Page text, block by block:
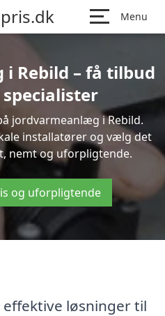
Menu
Rebild – få tilbud
jordvarmeanlæg i Rebild.
installatører og vælg det
nemt og uforpligtende.
og uforpligtende
løsninger til